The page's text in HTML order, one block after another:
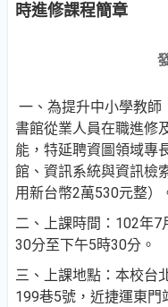
時進修課程簡章
一、為提升中小學教師
書館從業人員在職進修
能，特延聘資圖領域專
館、資訊系統與資訊檢
用新台幣2萬530元整）
二、上課時間：102年
30分至下午5時30分。
三、上課地點：本校台
199巷5號，近捷運東門